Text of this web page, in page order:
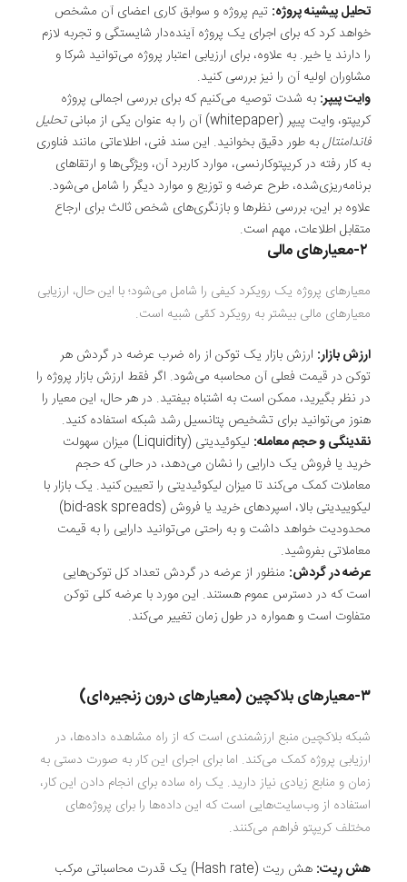
تحلیل پیشینه پروژه: تیم پروژه و سوابق کاری اعضای آن مشخص
خواهد کرد که برای اجرای یک پروژه آینده‌دار شایستگی و تجربه لازم
را دارند یا خیر. به‌ علاوه، برای ارزیابی اعتبار پروژه می‌توانید شرکا و
مشاوران اولیه آن را نیز بررسی کنید.
وایت پیپر: به‌ شدت توصیه می‌کنیم که برای بررسی اجمالی پروژه
کریپتو، وایت پیپر (whitepaper) آن را به عنوان یکی از مبانی
تحلیل
فاندامنتالبه طور دقیق بخوانید. این سند فنی، اطلاعاتی مانند فناوری
به‌ کار رفته در کریپتوکارنسی، موارد کاربرد آن، ویژگی‌ها و ارتقاهای
برنامه‌ریزی‌شده، طرح عرضه و توزیع و موارد دیگر را شامل می‌شود.
علاوه بر این، بررسی نظرها و بازنگری‌های شخص ثالث برای ارجاع
متقابل اطلاعات، مهم است.
معیارهای پروژه یک رویکرد کیفی را شامل می‌شود؛ با این‌ حال، ارزیابی
معیارهای مالی بیشتر به رویکرد کمّی شبیه است.
ارزش بازار: ارزش بازار یک توکن از راه ضرب عرضه در گردش هر
توکن در قیمت فعلی آن محاسبه می‌شود. اگر فقط ارزش بازار پروژه را
در نظر بگیرید، ممکن است به اشتباه بیفتید. در هر حال، این معیار را
هنوز می‌توانید برای تشخیص پتانسیل رشد شبکه استفاده کنید.
نقدینگی و حجم معامله:
لیکوئیدیتی (Liquidity) میزان سهولت
خرید یا فروش یک دارایی را نشان می‌دهد، در حالی‌ که حجم
معاملات کمک می‌کند تا میزان لیکوئیدیتی را تعیین کنید. یک بازار با
لیکوییدیتی بالا، اسپردهای خرید یا فروش (bid-ask spreads)
محدودیت خواهد داشت و به‌ راحتی می‌توانید دارایی را به قیمت
معاملاتی بفروشید.
عرضه در گردش: منظور از عرضه در گردش تعداد کل توکن‌هایی
است که در دسترس عموم هستند. این مورد با عرضه کلی توکن
متفاوت است و همواره در طول زمان تغییر می‌کند.
۳-معیارهای بلاکچین (معیارهای درون زنجیره‌ای)
شبکه بلاکچین منبع ارزشمندی است که از راه مشاهده داده‌ها، در
ارزیابی پروژه کمک می‌کند. اما برای اجرای این کار به‌ صورت دستی به
زمان و منابع زیادی نیاز دارید. یک راه ساده برای انجام دادن این کار،
استفاده از وب‌سایت‌هایی است که این داده‌ها را برای پروژه‌های
مختلف کریپتو فراهم می‌کنند.
هش رِیت:
هش ریت (Hash rate) یک قدرت محاسباتی مرکب